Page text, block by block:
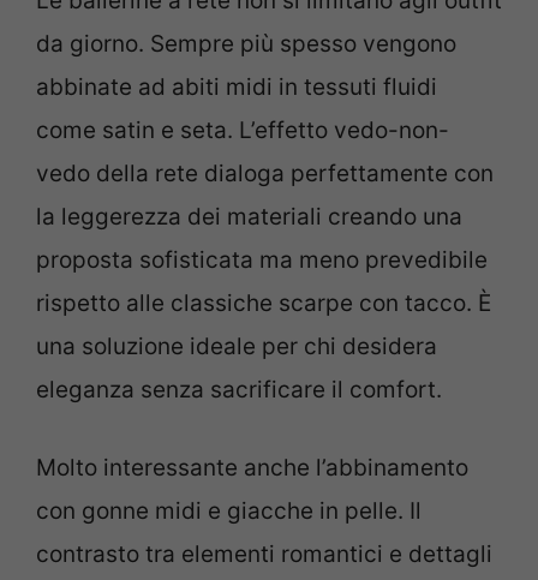
da giorno. Sempre più spesso vengono
abbinate ad abiti midi in tessuti fluidi
come satin e seta. L’effetto vedo-non-
vedo della rete dialoga perfettamente con
la leggerezza dei materiali creando una
proposta sofisticata ma meno prevedibile
rispetto alle classiche scarpe con tacco. È
una soluzione ideale per chi desidera
eleganza senza sacrificare il comfort.
Molto interessante anche l’abbinamento
con gonne midi e giacche in pelle. Il
contrasto tra elementi romantici e dettagli